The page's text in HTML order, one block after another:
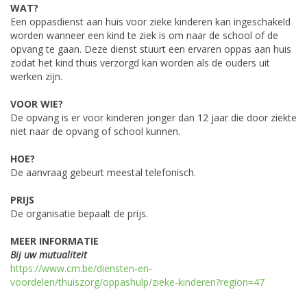
WAT?
Een oppasdienst aan huis voor zieke kinderen kan ingeschakeld
worden wanneer een kind te ziek is om naar de school of de
opvang te gaan. Deze dienst stuurt een ervaren oppas aan huis
zodat het kind thuis verzorgd kan worden als de ouders uit
werken zijn.
VOOR WIE?
De opvang is er voor kinderen jonger dan 12 jaar die door ziekte
niet naar de opvang of school kunnen.
HOE?
De aanvraag gebeurt meestal telefonisch.
PRIJS
De organisatie bepaalt de prijs.
MEER INFORMATIE
Bij uw mutualiteit
https://www.cm.be/diensten-en-
voordelen/thuiszorg/oppashulp/zieke-kinderen?region=47